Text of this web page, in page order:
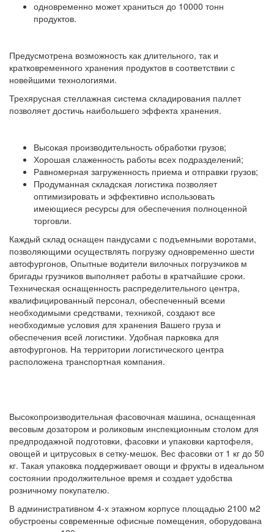
одновременно может храниться до 10000 тонн
продуктов.
Предусмотрена возможность как длительного, так и
кратковременного хранения продуктов в соответствии с
новейшими технологиями.
Трехярусная стеллажная система складирования паллет
позволяет достичь наибольшего эффекта хранения.
Высокая производительность обработки грузов;
Хорошая слаженность работы всех подразделений;
Равномерная загруженность приема и отправки грузов;
Продуманная складская логистика позволяет
оптимизировать и эффективно использовать
имеющиеся ресурсы для обеспечения полноценной
торговли.
Каждый склад оснащен пандусами с подъемными воротами,
позволяющими осуществлять погрузку одновременно шести
автофургонов, Опытные водители вилочных погрузчиков м
бригады грузчиков выполняет работы в кратчайшие сроки.
Техническая оснащенность распределительного центра,
квалифицированный персонал, обеспеченный всеми
необходимыми средствами, техникой, создают все
необходимые условия для хранения Вашего груза и
обеспечения всей логистики. Удобная парковка для
автофургонов. На территории логистического центра
расположена транспортная компания.
Высокопроизводительная фасовочная машина, оснащенная
весовым дозатором и роликовым инспекционным столом для
предпродажной подготовки, фасовки и упаковки картофеля,
овощей и цитрусовых в сетку-мешок. Вес фасовки от 1 кг до 50
кг. Такая упаковка поддерживает овощи и фрукты в идеальном
состоянии продолжительное время и создает удобства
розничному покупателю.
В административном 4-х этажном корпусе площадью 2100 м2
обустроены современные офисные помещения, оборудована